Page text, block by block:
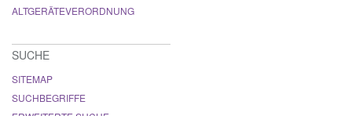
ALTGERÄTEVERORDNUNG
SUCHE
SITEMAP
SUCHBEGRIFFE